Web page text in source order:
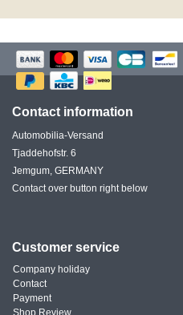
Contact information
Automobilia-Versand
Tjaddehofstr. 6
Jemgum, GERMANY
Contact over button right below
Customer service
Company holiday
Contact
Payment
Shop Review